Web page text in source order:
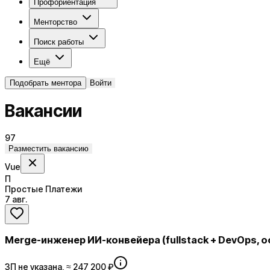
Профориентация
Менторство
Поиск работы
Ещё
Подобрать ментора Войти
Вакансии
97
Разместить вакансию
Vue
П
Простые Платежи
7 авг.
Merge-инженер ИИ-конвейера (fullstack + DevOps,
ЗП не указана, ≈ 247 200 ₽